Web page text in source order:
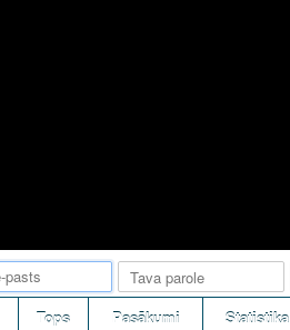
Tops Pasākumi Statistika